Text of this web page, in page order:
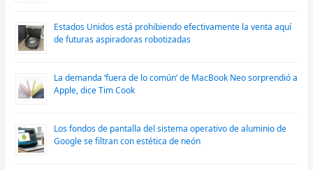
Estados Unidos está prohibiendo efectivamente la venta aquí
de futuras aspiradoras robotizadas
La demanda ‘fuera de lo común’ de MacBook Neo sorprendió a
Apple, dice Tim Cook
Los fondos de pantalla del sistema operativo de aluminio de
Google se filtran con estética de neón